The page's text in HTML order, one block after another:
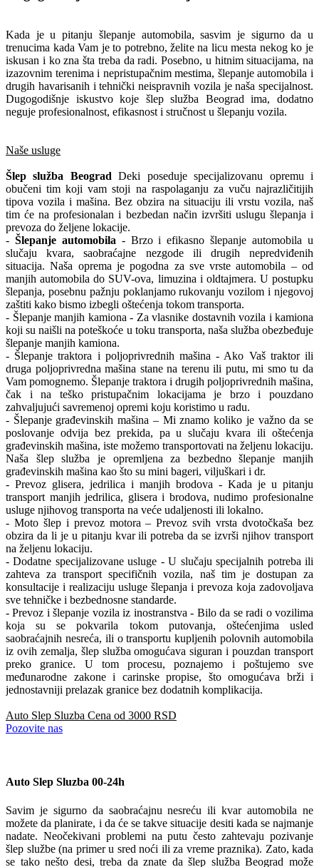
Kada je u pitanju šlepanje automobila, sasvim je sigurno da u
trenucima kada Vam je to potrebno, želite na licu mesta nekog ko je
iskusan i ko zna šta treba da radi. Posebno, u hitnim situacijama, na
izazovnim terenima i nepristupačnim mestima, šlepanje automobila i
drugih havarisanih i tehnički neispravnih vozila je naša specijalnost.
Dugogodišnje iskustvo koje šlep služba Beograd ima, dodatno
neguje profesionalnost, efikasnost i stručnost u šlepanju vozila.
Naše usluge
Šlep služba Beograd Deki poseduje specijalizovanu opremu i
obučeni tim koji vam stoji na raspolaganju za vuču najrazličitijih
tipova vozila i mašina. Bez obzira na situaciju ili vrstu vozila, naš
tim će na profesionalan i bezbedan način izvršiti uslugu šlepanja i
prevoza do željene lokacije.
- Šlepanje automobila - Brzo i efikasno šlepanje automobila u
slučaju kvara, saobraćajne nezgode ili drugih nepredviđenih
situacija. Naša oprema je pogodna za sve vrste automobila – od
manjih automobila do SUV-ova, limuzina i oldtajmera. U postupku
šlepanja, posebnu pažnju poklanjamo rukovanju vozilom i njegovoj
zaštiti kako bismo izbegli oštećenja tokom transporta.
- Šlepanje manjih kamiona - Za vlasnike dostavnih vozila i kamiona
koji su naišli na poteškoće u toku transporta, naša služba obezbeđuje
šlepanje manjih kamiona.
- Šlepanje traktora i poljoprivrednih mašina - Ako Vaš traktor ili
druga poljoprivredna mašina stane na terenu ili putu, mi smo tu da
Vam pomognemo. Šlepanje traktora i drugih poljoprivrednih mašina,
čak i na teško pristupačnim lokacijama je brzo i pouzdano
zahvaljujući savremenoj opremi koju koristimo u radu.
- Šlepanje građevinskih mašina – Mi znamo koliko je važno da se
poslovanje odvija bez prekida, pa u slučaju kvara ili oštećenja
građevinskih mašina, iste možemo transportovati na željenu lokaciju.
Naša šlep služba je opremljena za bezbedno šlepanje manjih
građevinskih mašina kao što su mini bageri, viljuškari i dr.
- Prevoz glisera, jedrilica i manjih brodova - Kada je u pitanju
transport manjih jedrilica, glisera i brodova, nudimo profesionalne
usluge njihovog transporta na veće udaljenosti ili lokalno.
- Moto šlep i prevoz motora – Prevoz svih vrsta dvotočkaša bez
obzira da li je u pitanju kvar ili potreba da se izvrši njihov transport
na željenu lokaciju.
- Dodatne specijalizovane usluge - U slučaju specijalnih potreba ili
zahteva za transport specifičnih vozila, naš tim je dostupan za
konsultacije i realizaciju usluge šlepanja i prevoza koja zadovoljava
sve tehničke i bezbednosne standarde.
- Prevoz i šlepanje vozila iz inostranstva - Bilo da se radi o vozilima
koja su se pokvarila tokom putovanja, oštećenjima usled
saobraćajnih nesreća, ili o transportu kupljenih polovnih automobila
iz ovih zemalja, šlep služba omogućava siguran i pouzdan transport
preko granice. U tom procesu, poznajemo i poštujemo sve
međunarodne zakone i carinske propise, što omogućava brži i
jednostavniji prelazak granice bez dodatnih komplikacija.
Auto Slep Sluzba Cena od 3000 RSD
Pozovite nas
Auto Slep Sluzba 00-24h
Savim je sigurno da saobraćajnu nesreću ili kvar automobila ne
možete da planirate, i da će se takve situacije desiti kada se najmanje
nadate. Neočekivani problemi na putu često zahtevaju pozivanje
šlep službe (na primer u sred noći ili za vreme praznika). Zato, kada
se tako nešto desi, treba da znate da šlep služba Beograd može